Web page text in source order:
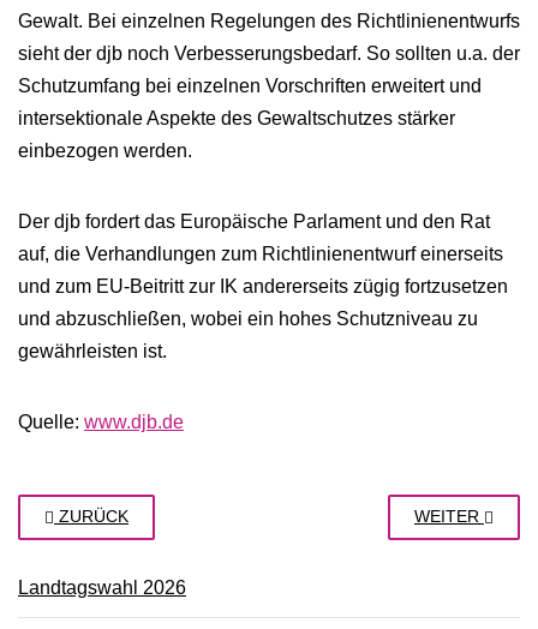
Gewalt. Bei einzelnen Regelungen des Richtlinienentwurfs
sieht der djb noch Verbesserungsbedarf. So sollten u.a. der
Schutzumfang bei einzelnen Vorschriften erweitert und
intersektionale Aspekte des Gewaltschutzes stärker
einbezogen werden.
Der djb fordert das Europäische Parlament und den Rat
auf, die Verhandlungen zum Richtlinienentwurf einerseits
und zum EU-Beitritt zur IK andererseits zügig fortzusetzen
und abzuschließen, wobei ein hohes Schutzniveau zu
gewährleisten ist.
Quelle: www.djb.de
ZURÜCK WEITER
Landtagswahl 2026